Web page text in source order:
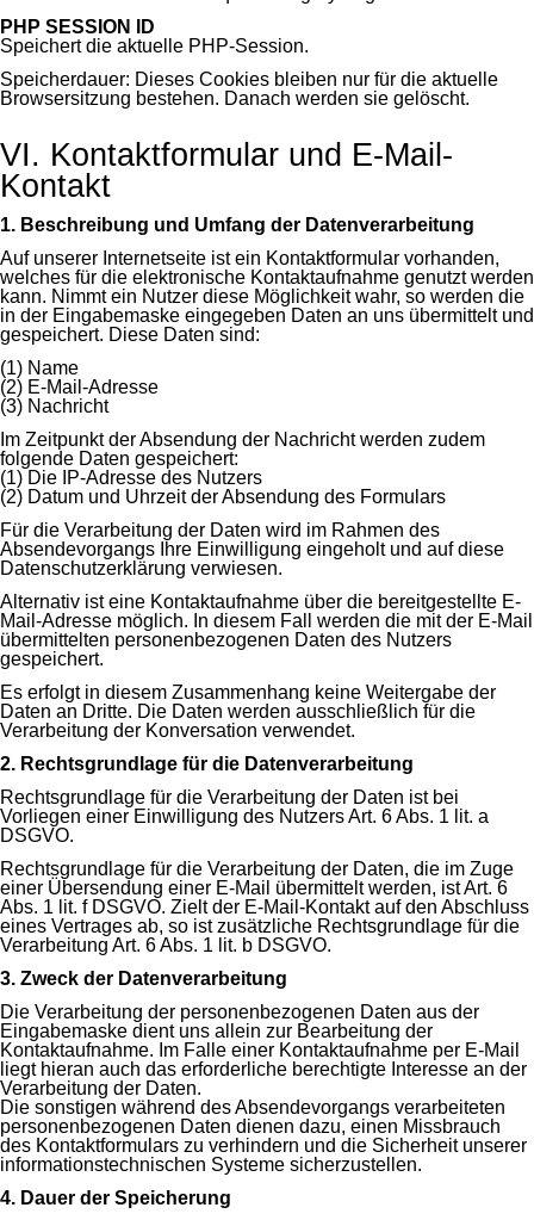
PHP SESSION ID
Speichert die aktuelle PHP-Session.
Speicherdauer: Dieses Cookies bleiben nur für die aktuelle
Browsersitzung bestehen. Danach werden sie gelöscht.
VI. Kontaktformular und E-Mail-
Kontakt
1. Beschreibung und Umfang der Datenverarbeitung
Auf unserer Internetseite ist ein Kontaktformular vorhanden,
welches für die elektronische Kontaktaufnahme genutzt werden
kann. Nimmt ein Nutzer diese Möglichkeit wahr, so werden die
in der Eingabemaske eingegeben Daten an uns übermittelt und
gespeichert. Diese Daten sind:
(1) Name
(2) E-Mail-Adresse
(3) Nachricht
Im Zeitpunkt der Absendung der Nachricht werden zudem
folgende Daten gespeichert:
(1) Die IP-Adresse des Nutzers
(2) Datum und Uhrzeit der Absendung des Formulars
Für die Verarbeitung der Daten wird im Rahmen des
Absendevorgangs Ihre Einwilligung eingeholt und auf diese
Datenschutzerklärung verwiesen.
Alternativ ist eine Kontaktaufnahme über die bereitgestellte E-
Mail-Adresse möglich. In diesem Fall werden die mit der E-Mail
übermittelten personenbezogenen Daten des Nutzers
gespeichert.
Es erfolgt in diesem Zusammenhang keine Weitergabe der
Daten an Dritte. Die Daten werden ausschließlich für die
Verarbeitung der Konversation verwendet.
2. Rechtsgrundlage für die Datenverarbeitung
Rechtsgrundlage für die Verarbeitung der Daten ist bei
Vorliegen einer Einwilligung des Nutzers Art. 6 Abs. 1 lit. a
DSGVO.
Rechtsgrundlage für die Verarbeitung der Daten, die im Zuge
einer Übersendung einer E-Mail übermittelt werden, ist Art. 6
Abs. 1 lit. f DSGVO. Zielt der E-Mail-Kontakt auf den Abschluss
eines Vertrages ab, so ist zusätzliche Rechtsgrundlage für die
Verarbeitung Art. 6 Abs. 1 lit. b DSGVO.
3. Zweck der Datenverarbeitung
Die Verarbeitung der personenbezogenen Daten aus der
Eingabemaske dient uns allein zur Bearbeitung der
Kontaktaufnahme. Im Falle einer Kontaktaufnahme per E-Mail
liegt hieran auch das erforderliche berechtigte Interesse an der
Verarbeitung der Daten.
Die sonstigen während des Absendevorgangs verarbeiteten
personenbezogenen Daten dienen dazu, einen Missbrauch
des Kontaktformulars zu verhindern und die Sicherheit unserer
informationstechnischen Systeme sicherzustellen.
4. Dauer der Speicherung